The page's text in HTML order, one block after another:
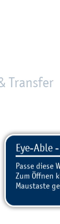
Transfer